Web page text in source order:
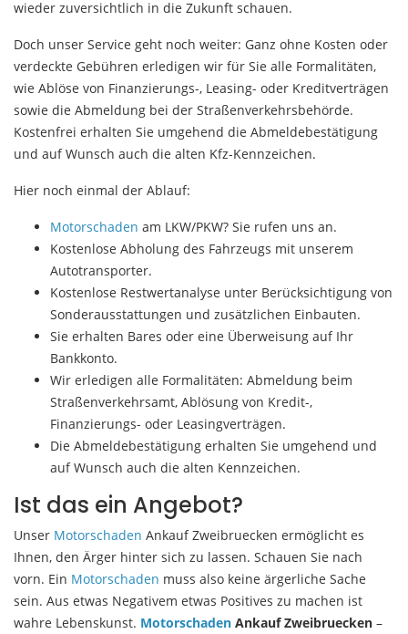
wieder zuversichtlich in die Zukunft schauen.
Doch unser Service geht noch weiter: Ganz ohne Kosten oder
verdeckte Gebühren erledigen wir für Sie alle Formalitäten,
wie Ablöse von Finanzierungs-, Leasing- oder Kreditverträgen
sowie die Abmeldung bei der Straßenverkehrsbehörde.
Kostenfrei erhalten Sie umgehend die Abmeldebestätigung
und auf Wunsch auch die alten Kfz-Kennzeichen.
Hier noch einmal der Ablauf:
Motorschaden am LKW/PKW? Sie rufen uns an.
Kostenlose Abholung des Fahrzeugs mit unserem
Autotransporter.
Kostenlose Restwertanalyse unter Berücksichtigung von
Sonderausstattungen und zusätzlichen Einbauten.
Sie erhalten Bares oder eine Überweisung auf Ihr
Bankkonto.
Wir erledigen alle Formalitäten: Abmeldung beim
Straßenverkehrsamt, Ablösung von Kredit-,
Finanzierungs- oder Leasingverträgen.
Die Abmeldebestätigung erhalten Sie umgehend und
auf Wunsch auch die alten Kennzeichen.
Ist das ein Angebot?
Unser Motorschaden Ankauf Zweibruecken ermöglicht es
Ihnen, den Ärger hinter sich zu lassen. Schauen Sie nach
vorn. Ein Motorschaden muss also keine ärgerliche Sache
sein. Aus etwas Negativem etwas Positives zu machen ist
wahre Lebenskunst. Motorschaden Ankauf Zweibruecken –